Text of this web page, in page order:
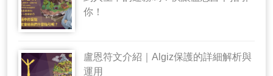
你！
盧恩符文介紹｜Algiz保護的詳細解析與
運用